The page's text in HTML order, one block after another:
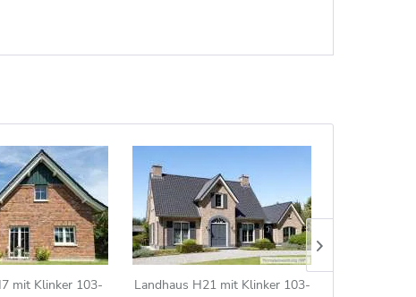
mit Klinker 103-
Landhaus H21 mit Klinker 103-